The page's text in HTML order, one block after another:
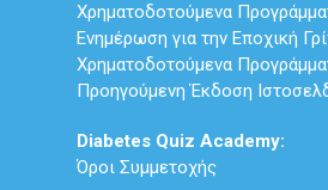
Χρηματοδοτούμενα
Ενημέρωση για την Εποχική
Χρηματοδοτούμενα
Προηγούμενη Έκδοση
Diabetes Quiz Academy:
Όροι Συμμετοχής